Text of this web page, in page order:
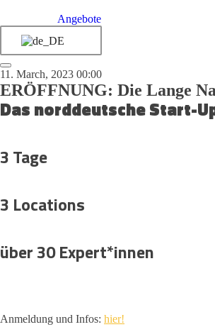
Angebote
11. March, 2023 00:00
ERÖFFNUNG: Die Lange
Das norddeutsche Start-
3 Tage
3 Locations
über 30 Expert*innen
Anmeldung und Infos: hier!